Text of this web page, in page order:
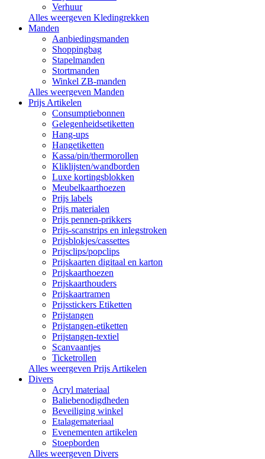
Verhuur
Alles weergeven Kledingrekken
Manden
Aanbiedingsmanden
Shoppingbag
Stapelmanden
Stortmanden
Winkel ZB-manden
Alles weergeven Manden
Prijs Artikelen
Consumptiebonnen
Gelegenheidsetiketten
Hang-ups
Hangetiketten
Kassa/pin/thermorollen
Kliklijsten/wandborden
Luxe kortingsblokken
Meubelkaarthoezen
Prijs labels
Prijs materialen
Prijs pennen-prikkers
Prijs-scanstrips en inlegstroken
Prijsblokjes/cassettes
Prijsclips/popclips
Prijskaarten digitaal en karton
Prijskaarthoezen
Prijskaarthouders
Prijskaartramen
Prijsstickers Etiketten
Prijstangen
Prijstangen-etiketten
Prijstangen-textiel
Scanvaantjes
Ticketrollen
Alles weergeven Prijs Artikelen
Divers
Acryl materiaal
Baliebenodigdheden
Beveiliging winkel
Etalagemateriaal
Evenementen artikelen
Stoepborden
Alles weergeven Divers